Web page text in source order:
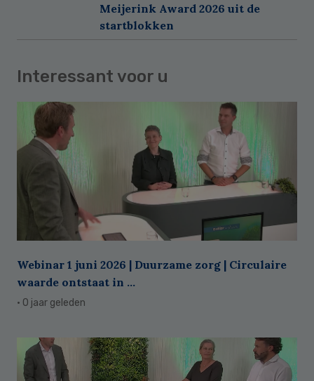
Meijerink Award 2026 uit de
startblokken
Interessant voor u
Webinar 1 juni 2026 | Duurzame zorg | Circulaire
waarde ontstaat in ...
· 0 jaar geleden